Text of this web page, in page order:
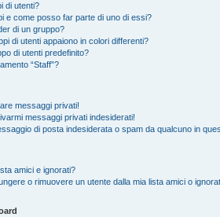
di utenti?
e come posso far parte di uno di essi?
di un gruppo?
di utenti appaiono in colori differenti?
di utenti predefinito?
“Staff”?
messaggi privati!
messaggi privati indesiderati!
di posta indesiderata o spam da qualcuno in
amici e ignorati?
o rimuovere un utente dalla mia lista amici o